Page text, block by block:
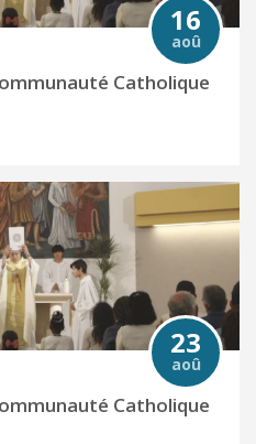
16
aoû
Catholique
23
aoû
Catholique